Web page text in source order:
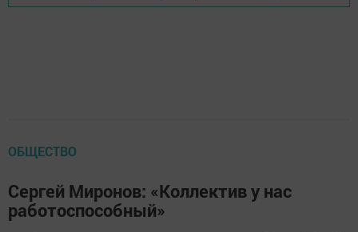
ОБЩЕСТВО
Сергей Миронов: «Коллектив у нас
работоспособный»